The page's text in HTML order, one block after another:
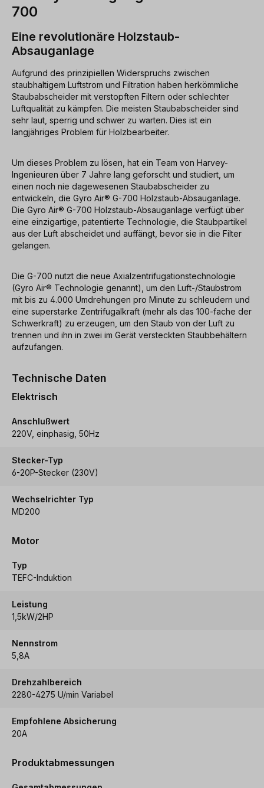
700
Eine revolutionäre Holzstaub-
Absauganlage
Aufgrund des prinzipiellen Widerspruchs zwischen
staubhaltigem Luftstrom und Filtration haben herkömmliche
Staubabscheider mit verstopften Filtern oder schlechter
Luftqualität zu kämpfen. Die meisten Staubabscheider sind
sehr laut, sperrig und schwer zu warten. Dies ist ein
langjähriges Problem für Holzbearbeiter.
Um dieses Problem zu lösen, hat ein Team von Harvey-
Ingenieuren über 7 Jahre lang geforscht und studiert, um
einen noch nie dagewesenen Staubabscheider zu
entwickeln, die Gyro Air® G-700 Holzstaub-Absauganlage.
Die Gyro Air® G-700 Holzstaub-Absauganlage verfügt über
eine einzigartige, patentierte Technologie, die Staubpartikel
aus der Luft abscheidet und auffängt, bevor sie in die Filter
gelangen.
Die G-700 nutzt die neue Axialzentrifugationstechnologie
(Gyro Air® Technologie genannt), um den Luft-/Staubstrom
mit bis zu 4.000 Umdrehungen pro Minute zu schleudern und
eine superstarke Zentrifugalkraft (mehr als das 100-fache der
Schwerkraft) zu erzeugen, um den Staub von der Luft zu
trennen und ihn in zwei im Gerät versteckten Staubbehältern
aufzufangen.
Technische Daten
Elektrisch
Anschlußwert
220V, einphasig, 50Hz
Stecker-Typ
6-20P-Stecker (230V)
Wechselrichter Typ
MD200
Motor
Typ
TEFC-Induktion
Leistung
1,5kW/2HP
Nennstrom
5,8A
Drehzahlbereich
2280-4275 U/min Variabel
Empfohlene Absicherung
20A
Produktabmessungen